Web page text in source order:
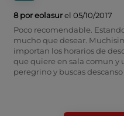
8 por eolasurel 05/10/2017
Poco recomendable.
mucho que desear.
importan los horarios de
que quiere en sala comun y
peregrino y buscas